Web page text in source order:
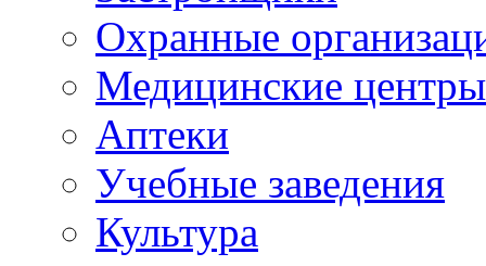
Охранные
Медицинские центры
Аптеки
Учебные заведения
Культура